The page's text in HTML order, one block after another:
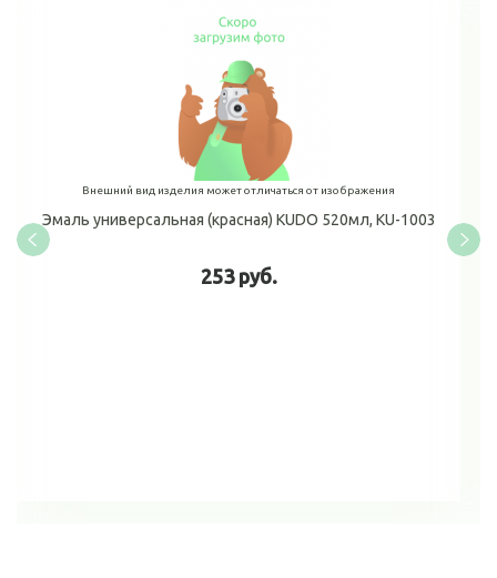
Внешний вид изделия может отличаться от изображения
Эмаль универсальная (красная) KUDO 520мл, KU-1003
253 руб.